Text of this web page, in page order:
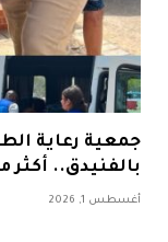
جمعية رعاية
بالفنيدق.. أكثر من 2500 مستفيد خلال
أغسطس 1, 2026